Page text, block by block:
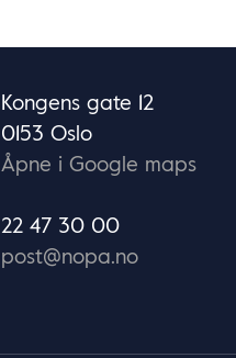
Kongens gate 12
0153 Oslo
Åpne i Google maps
22 47 30 00
post@nopa.no